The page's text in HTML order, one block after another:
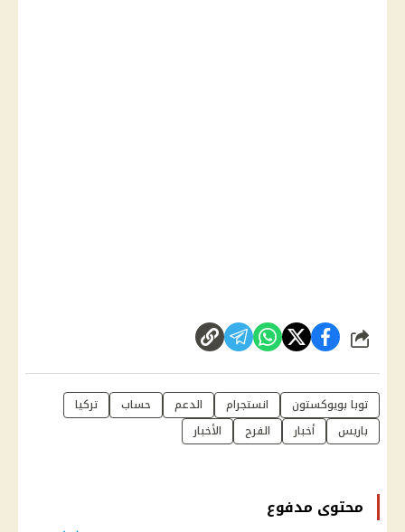
شارك
توبا بويوكستون انستجرام الدعم حساب
تركيا
باريس
أخبار الفرح الأخبار
محتوى مدفوع